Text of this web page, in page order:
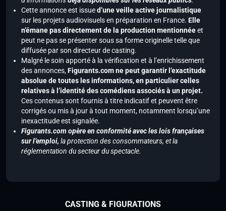
Cette annonce est issued’une veille active journalistique
sur les projets audiovisuels en préparation en France. Elle
n’émane pas directement de la production mentionnéeet
peut ne pas se présenter sous sa forme originelle telle que
diffusée par son directeur de casting.
Malgré le soin apporté à la vérification et à l’enrichissement
des annonces,Figurants.com ne peut garantir l’exactitude
absolue de toutes les informations, en particulier celles
relatives à l’identité des comédiens associés à un projet.
Ces contenus sont fournis à titre indicatif et peuvent être
corrigés ou mis à jour à tout moment, notamment lorsqu’une
inexactitude est signalée.
Figurants.com opère en conformité avec les lois françaises
sur l’emploi, la protection des consommateurs, et la
réglementation du secteur du spectacle.
CASTING & FIGURATIONS